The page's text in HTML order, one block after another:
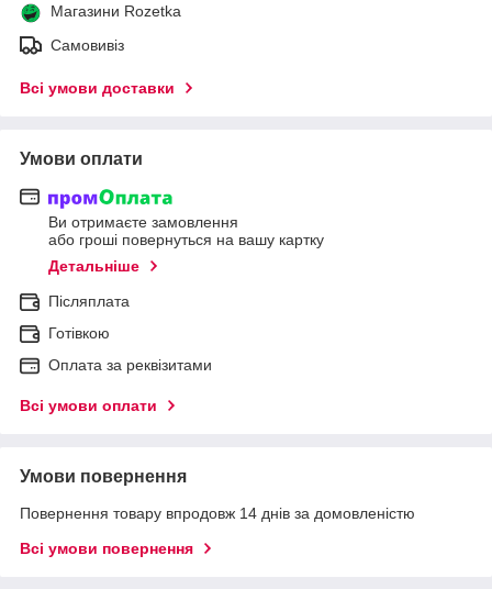
Магазини Rozetka
Самовивіз
Всі умови доставки
Умови оплати
Ви отримаєте замовлення
або гроші повернуться на вашу картку
Детальніше
Післяплата
Готівкою
Оплата за реквізитами
Всі умови оплати
Умови повернення
Повернення товару впродовж 14 днів за домовленістю
Всі умови повернення